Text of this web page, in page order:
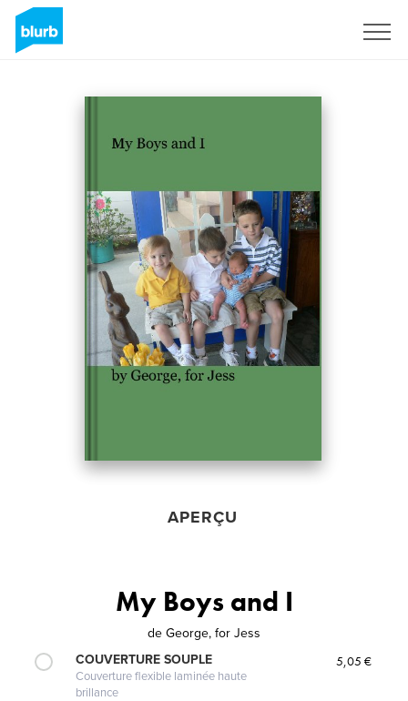
APERÇU
My Boys and I
de George, for Jess
COUVERTURE SOUPLE
Couverture flexible laminée haute
brillance
5,05 €